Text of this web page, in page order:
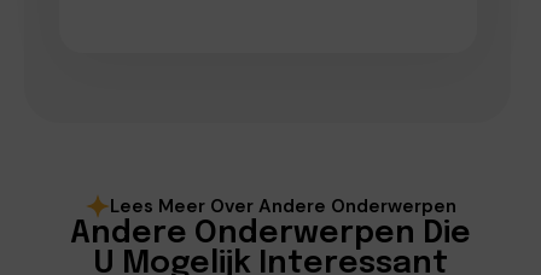
Lees Meer Over Andere Onderwerpen
Andere Onderwerpen Die
U Mogelijk Interessant